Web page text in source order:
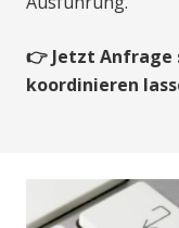
👉 Jetzt Anfrage
koordinieren